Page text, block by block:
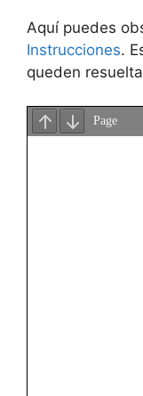
Aquí puedes
Instrucciones.
queden